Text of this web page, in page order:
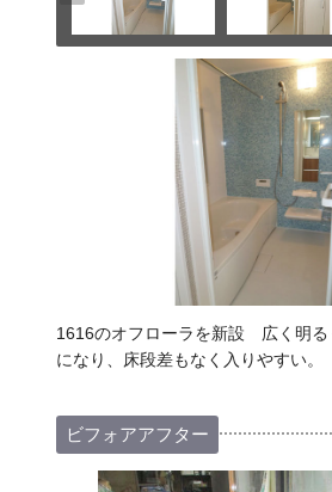
1616のオフローラを新設 広く明る
になり、床段差もなく入りやすい。
ビフォアアフター